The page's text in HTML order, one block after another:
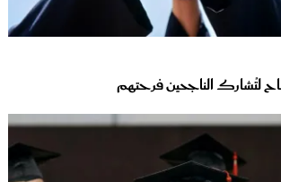
لتُشارك الناجحين فرحتهم